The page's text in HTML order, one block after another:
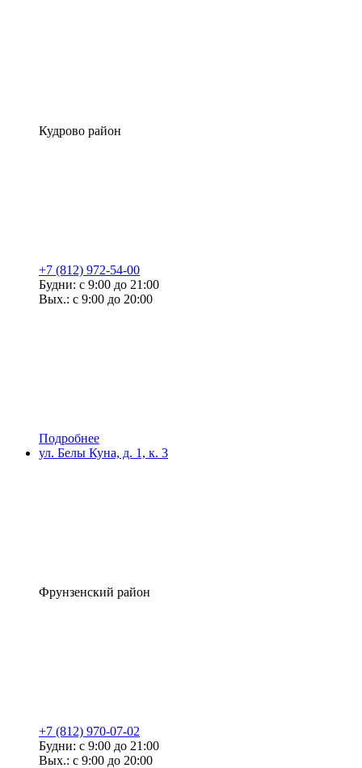
Кудрово район
+7 (812) 972-54-00
Будни: с 9:00 до 21:00
Вых.: с 9:00 до 20:00
Подробнее
ул. Белы Куна, д. 1, к. 3
Фрунзенский район
+7 (812) 970-07-02
Будни: с 9:00 до 21:00
Вых.: с 9:00 до 20:00